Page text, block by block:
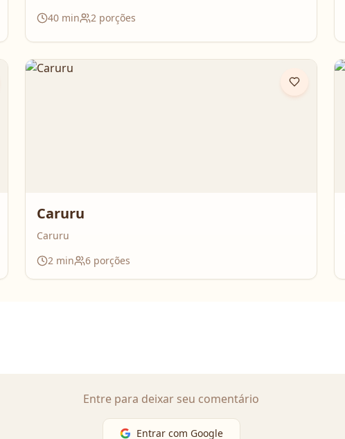
40 min 2 porções
Caruru
Caruru
2 min 6 porções
Entre para deixar seu comentário
Entrar com Google